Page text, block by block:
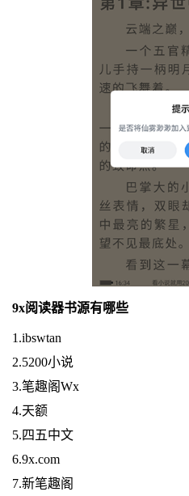
9x阅读器书源有哪些
1.ibswtan
2.5200小说
3.笔趣阁Wx
4.天额
5.四五中文
6.9x.com
7.新笔趣阁